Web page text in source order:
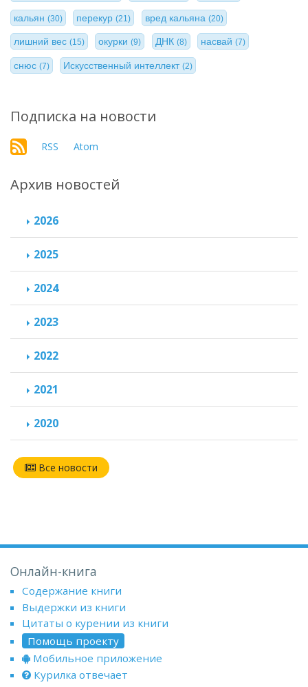
кальян (30) перекур(21) вред кальяна (20)
лишний вес (15) окурки(9) ДНК (8) насвай(7)
снюс (7) Искусственный интеллект(2)
Подписка на новости
RSS Atom
Архив новостей
2026
2025
2024
2023
2022
2021
2020
Все новости
Онлайн-книга
Содержание книги
Выдержки из книги
Цитаты о курении из книги
Помощь проекту
Мобильное приложение
Курилка отвечает